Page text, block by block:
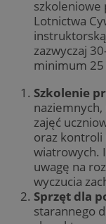
szkoleniowe
Lotnictwa
zazwyczaj
minimum
Szkolenie
naziemnych,
zajęć
oraz kontroli
wiatrowych.
uwagę na
wyczucia
Sprzęt dla
starannego